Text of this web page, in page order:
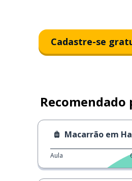
Cadastre-se
Recomendado
Macarrão em
Aula